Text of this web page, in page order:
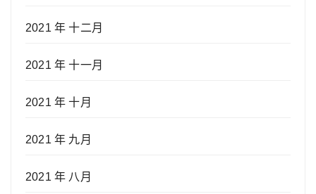
2021 年 十二月
2021 年 十一月
2021 年 十月
2021 年 九月
2021 年 八月